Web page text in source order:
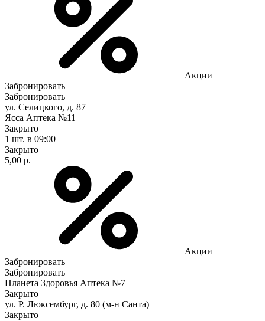
Акции
Забронировать
Забронировать
ул. Селицкого, д. 87
Ясса Аптека №11
Закрыто
1 шт. в 09:00
Закрыто
5,00 р.
Акции
Забронировать
Забронировать
Планета Здоровья Аптека №7
Закрыто
ул. Р. Люксембург, д. 80 (м-н Санта)
Закрыто